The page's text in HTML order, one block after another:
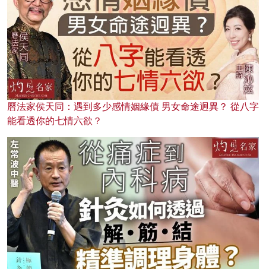
曆法家侯天同：遇到多少感情姻緣債 男女命途迥異？ 從八字
能看透你的七情六欲？